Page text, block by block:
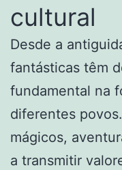
cultural
Desde a
fantásticas têm
fundamental na
diferentes
mágicos,
a transmitir